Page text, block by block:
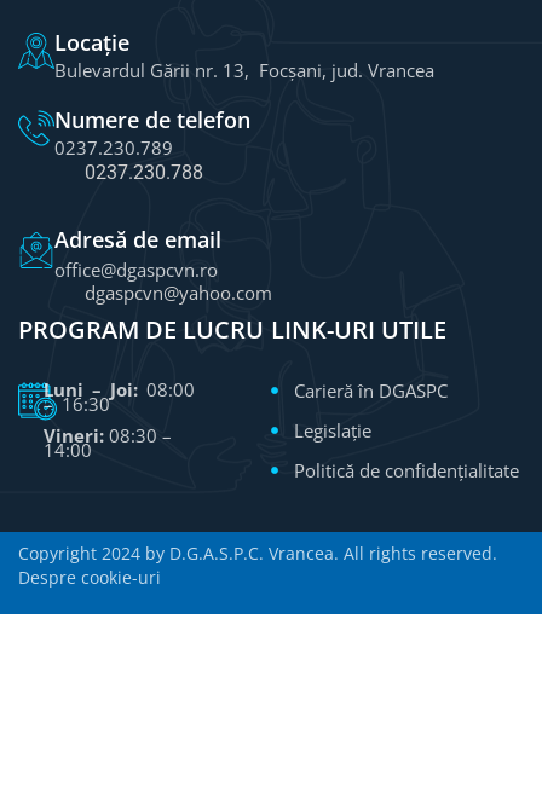
Locație
Bulevardul Gării nr. 13, Focșani, jud. Vrancea
Numere de telefon
0237.230.789
0237.230.788
Adresă de email
office@dgaspcvn.ro
dgaspcvn@yahoo.com
PROGRAM DE LUCRU
Luni – Joi: 08:00
– 16:30
Vineri: 08:30 –
14:00
LINK-URI UTILE
Carieră în DGASPC
Legislație
Politică de confidențialitate
Copyright 2024 by D.G.A.S.P.C. Vrancea. All rights reserved.
Despre cookie-uri